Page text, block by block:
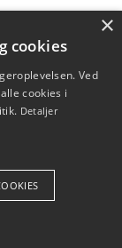
vores
×
cookies
Ved
cookies i
Detaljer